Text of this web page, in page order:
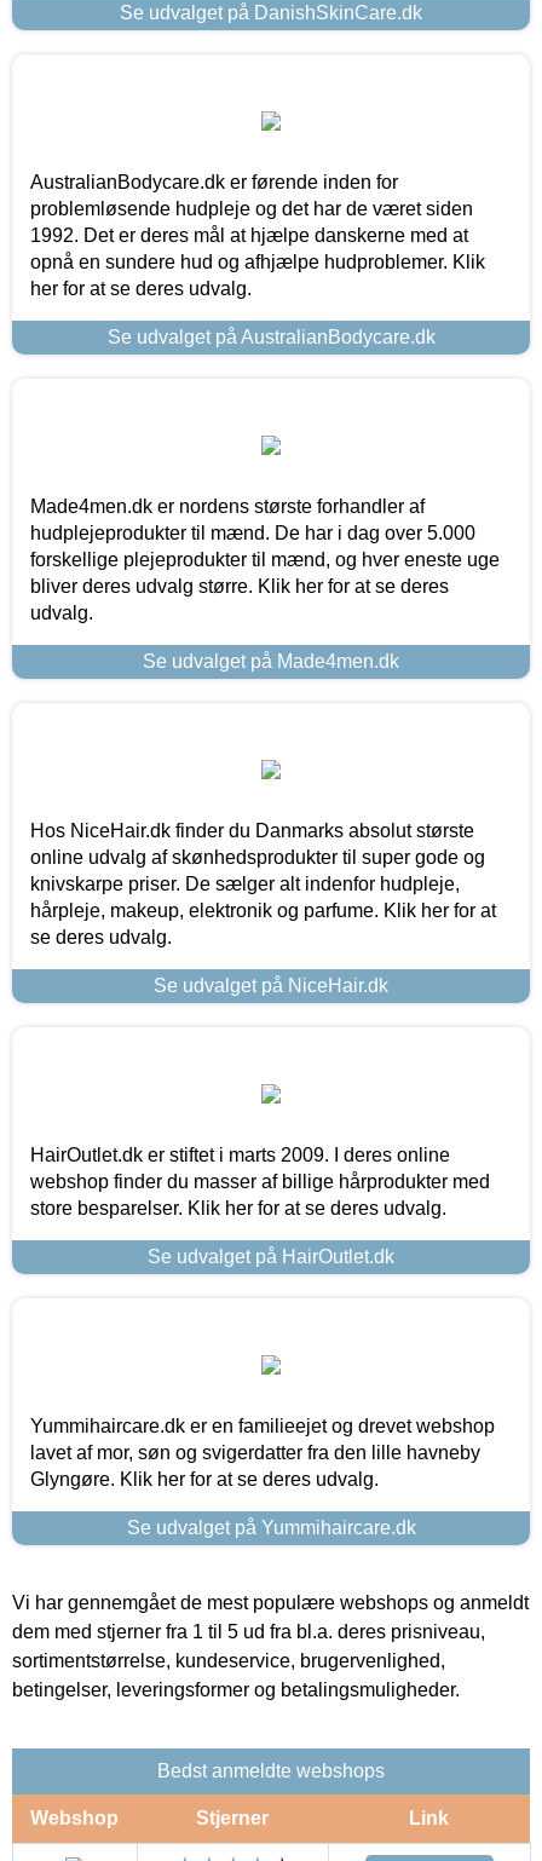
Se udvalget på DanishSkinCare.dk
AustralianBodycare.dk er førende inden for
problemløsende hudpleje og det har de været siden
1992. Det er deres mål at hjælpe danskerne med at
opnå en sundere hud og afhjælpe hudproblemer. Klik
her for at se deres udvalg.
Se udvalget på AustralianBodycare.dk
Made4men.dk er nordens største forhandler af
hudplejeprodukter til mænd. De har i dag over 5.000
forskellige plejeprodukter til mænd, og hver eneste uge
bliver deres udvalg større. Klik her for at se deres
udvalg.
Se udvalget på Made4men.dk
Hos NiceHair.dk finder du Danmarks absolut største
online udvalg af skønhedsprodukter til super gode og
knivskarpe priser. De sælger alt indenfor hudpleje,
hårpleje, makeup, elektronik og parfume. Klik her for at
se deres udvalg.
Se udvalget på NiceHair.dk
HairOutlet.dk er stiftet i marts 2009. I deres online
webshop finder du masser af billige hårprodukter med
store besparelser. Klik her for at se deres udvalg.
Se udvalget på HairOutlet.dk
Yummihaircare.dk er en familieejet og drevet webshop
lavet af mor, søn og svigerdatter fra den lille havneby
Glyngøre. Klik her for at se deres udvalg.
Se udvalget på Yummihaircare.dk
Vi har gennemgået de mest populære webshops og anmeldt
dem med stjerner fra 1 til 5 ud fra bl.a. deres prisniveau,
sortimentstørrelse, kundeservice, brugervenlighed,
betingelser, leveringsformer og betalingsmuligheder.
Bedst anmeldte webshops
Webshop Stjerner Link